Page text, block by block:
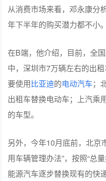
从消费市场来看，邓永康分
年下半年的购买潜力都不小。
在B端，他介绍，目前，全
中，深圳市7万辆左右的出
要使用比亚迪的电动汽车；
出租车替换电动车；上汽乘
的车型。
另外，今年10月底前，北京
用车辆管理办法”，按照“总
能源汽车逐步替换现有的快